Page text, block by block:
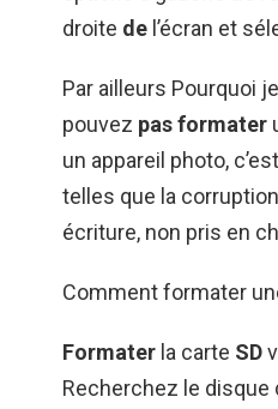
droite de l’écran et
Par ailleurs Pourquoi
pouvez pas formater
un appareil photo,
telles que la
écriture, non pris en
Comment formater
Formater la carte SD
Recherchez le disque